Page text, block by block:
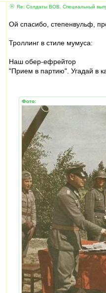
Re: Солдаты ВОВ. Специальный
Ой спасибо, степенвульф,
Троллинг в стиле мумуса:
Наш обер-ефрейтор
"Прием в партию". Угадай в
Фото: